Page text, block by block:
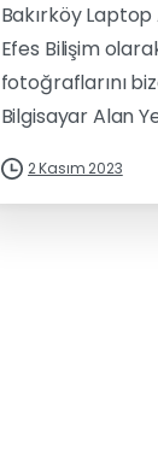
Bakırköy
Efes Bilişim
fotoğraflarını
Bilgisayar Alan
2 Kasım 2023